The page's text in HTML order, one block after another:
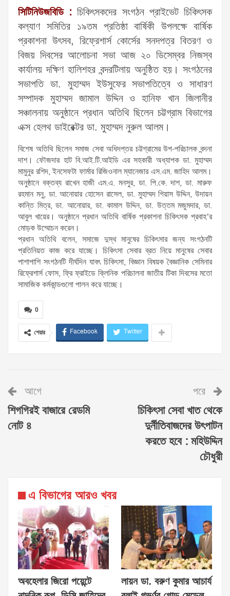
সিটিনিউজবিডি : চিকিৎসকদের সংগঠন প্রাইভেট চিকিৎসক
কল্যাণ সমিতির ১৯তম প্রতিষ্ঠা বার্ষিকী উপলক্ষে বার্ষিক
প্রকাশনা উৎসব, রিফ্রেশার্স কোর্সের সনদপত্র বিতরণ ও
বিজয় দিবসের আলোচনা সভা আজ ২০ ডিসেম্বর নিজস্ব
কার্যালয় দক্ষিণ হালিশহর বন্দরটিলায় অনুষ্ঠিত হয়। সংগঠনের
সভাপতি ডা. মুহাম্মদ ইউসুফের সভাপতিত্বে ও সাধারণ
সম্পাদক মুহাম্মদ জামাল উদ্দিন ও হানিফ খান জিলানীর
সঞ্চালনায় অনুষ্ঠানে প্রধান অতিথি ছিলেন চট্টগ্রাম বিভাগের
এক্স হেলথ ডাইরেক্টর ডা. মুহাম্মদ নুরুল আলম।
বিশেষ অতিথি ছিলেন সমাজ সেবা অধিদপ্তর চট্টগ্রামের উপ-পরিচালক বন্দনা
দাশ। ফৌজদার হাট বি.আই.টি.আইডি এর সহকারী অধ্যাপক ডা. মুহাম্মদ
মামুনুর রশিদ, ইনসেফটা ফার্মার রিজিওনাল ম্যানেজার এস.এম. জাহিদ আলম।
অনুষ্ঠানে বক্তব্য রাখেন হাজী এম.এ. মনসুর, ডা. পি.কে. দাশ, ডা. মারুফ
রহমান মনু, ডা. আনোয়ার হোসেন রাসেল, ডা. মুহাম্মদ গিয়াস উদ্দিন, উদায়ন
কান্তি মিত্র, ডা. আনোয়ার, ডা. কামাল উদ্দিন, ডা. উত্তম মজুমদার, ডা.
আবুল খায়ের। অনুষ্ঠানে প্রধান অতিথি বার্ষিক প্রকাশনা চিকিৎসক প্রবাহ’র
মোড়ক উম্মোচন করেন।
প্রধান অতিথি বলেন, সমাজে দুস্থ মানুষের চিকিৎসার জন্য সংগঠনটি
প্রতিনিয়ত কাজ করে যাচ্ছে। চিকিৎসা সেবার ব্রত নিয়ে মানুষের সেবার
পাশাপাশি সংগঠনটি দীর্ঘদিন যাবৎ চিকিৎসা, বিজ্ঞান বিষয়ক বৈজ্ঞানিক সেমিনার
রিফ্রেশার্স ফোস, ফ্রি ফ্রাইডে ক্লিনিক পরিচালনা জাতীয় টিকা দিবসের মতো
সামাজিক কর্মকান্ডগুলো পালন করে যাচ্ছে।
0
শেয়ার Facebook Twitter
আগে
শিগগিরই বাজারে রেডমি
নোট ৪
পরে
চিকিৎসা সেবা খাত থেকে
দুর্নীতিবাজদের উৎপাটন
করতে হবে : মহিউদ্দিন
চৌধুরী
এ বিভাগের আরও খবর
অবহেলার জিরো পয়েন্টে
লায়ন ডা. বরুণ কুমার আচার্য